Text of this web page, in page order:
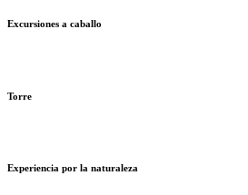
Excursiones a caballo
Torre
Experiencia por la naturaleza